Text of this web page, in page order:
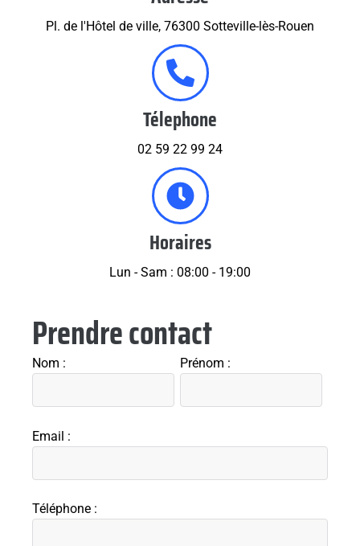
Pl. de l'Hôtel de ville, 76300 Sotteville-lès-Rouen
Télephone
02 59 22 99 24
Horaires
Lun - Sam : 08:00 - 19:00
Prendre contact
Nom : Prénom :
Email :
Téléphone :